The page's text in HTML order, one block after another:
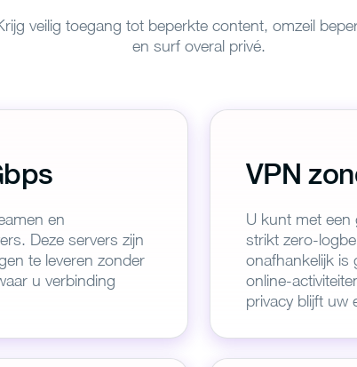
voor het downloaden van
deze eenvoudige stappen en geniet van veilig
veilig toegang tot beperkte content, omzeil
en surf overal privé.
en
Deze servers zijn
te leveren zonder
u verbinding
VPN
U kunt met een
strikt zero-
onafhankelijk is
online-
privacy blijft uw